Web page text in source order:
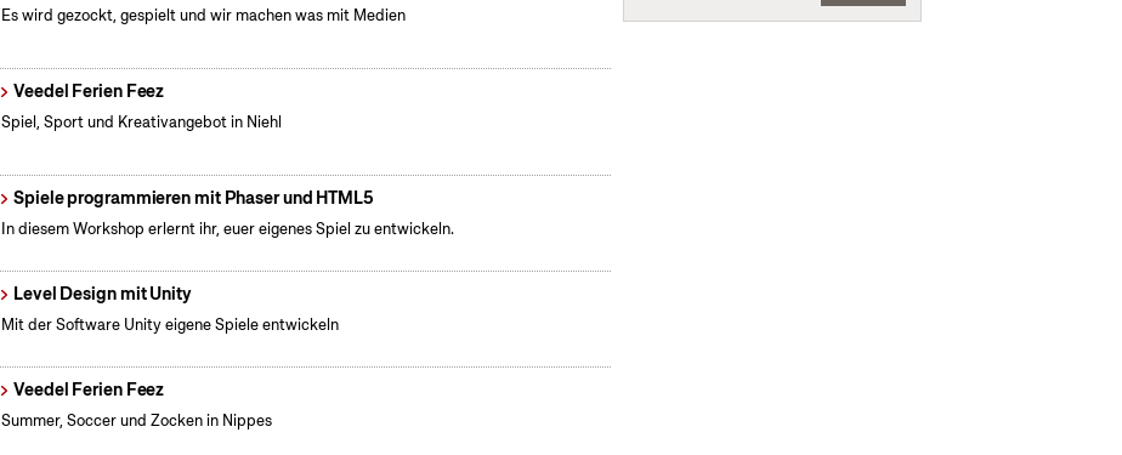
Es wird gezockt, gespielt und wir machen was mit Medien
Veedel Ferien Feez
Spiel, Sport und Kreativangebot in Niehl
Spiele programmieren mit Phaser und HTML5
In diesem Workshop erlernt ihr, euer eigenes Spiel zu entwickeln.
Level Design mit Unity
Mit der Software Unity eigene Spiele entwickeln
Veedel Ferien Feez
Summer, Soccer und Zocken in Nippes